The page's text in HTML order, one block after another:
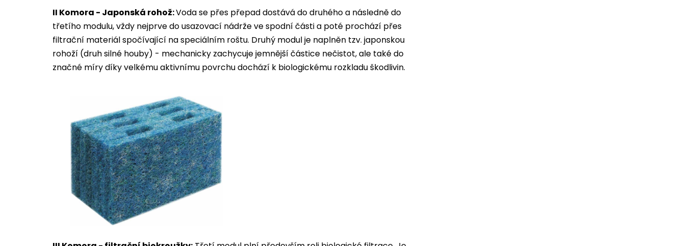
II Komora - Japonská rohož:Voda se přes přepad dostává do druhého a následně do
třetího modulu, vždy nejprve do usazovací nádrže ve spodní části a poté prochází přes
filtrační materiál spočívající na speciálním roštu. Druhý modul je naplněn tzv. japonskou
rohoží (druh silné houby) - mechanicky zachycuje jemnější částice nečistot, ale také do
značné míry díky velkému aktivnímu povrchu dochází k biologickému rozkladu škodlivin.